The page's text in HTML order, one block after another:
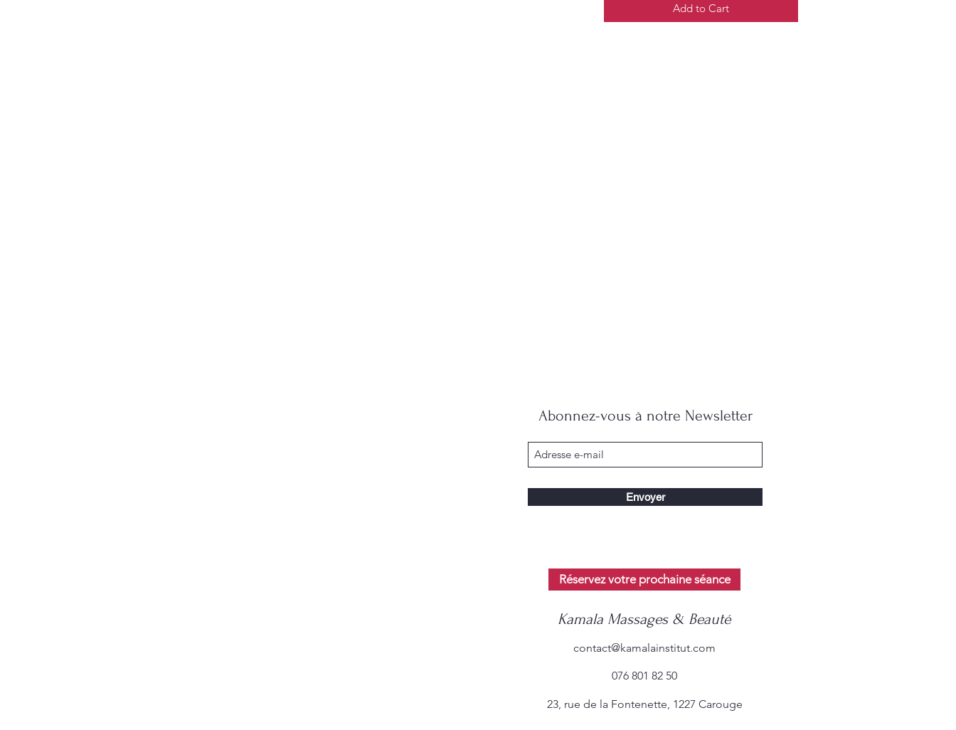
Add to Cart
Abonnez-vous à notre Newsletter
Envoyer
Réservez votre prochaine séance
Kamala Massages & Beauté
contact@kamalainstitut.com
076 801 82 50
23, rue de la Fontenette, 1227 Carouge